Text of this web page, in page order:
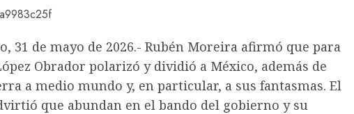
31 de mayo de 2026.- Rubén Moreira afirmó que para
Obrador polarizó y dividió a México, además de
a medio mundo y, en particular, a sus fantasmas. El
que abundan en el bando del gobierno y su